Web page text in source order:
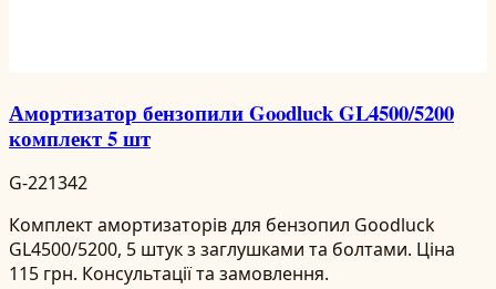
Амортизатор бензопили Goodluck GL4500/5200
комплект 5 шт
G-221342
Комплект амортизаторів для бензопил Goodluck
GL4500/5200, 5 штук з заглушками та болтами. Ціна
115 грн. Консультації та замовлення.